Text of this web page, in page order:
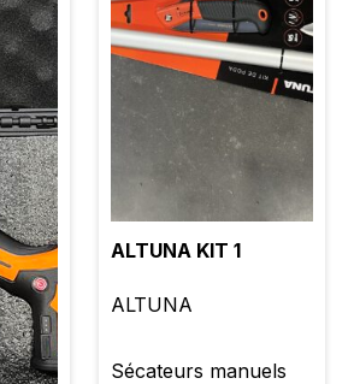
ALTUNA KIT 1
ALTUNA
Sécateurs manuels